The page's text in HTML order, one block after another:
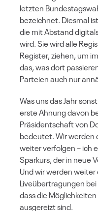
letzten
bezeichnet. Diesmal
die mit Abstand
wird. Sie wird alle
Register, ziehen, um
das, was dort
Parteien auch nur
Was uns das Jahr
erste Ahnung davon
Präsidentschaft von
bedeutet. Wir werden
weiter verfolgen – ich
Sparkurs, der in neue
Und wir werden
Liveübertragungen
dass die
ausgereizt sind.